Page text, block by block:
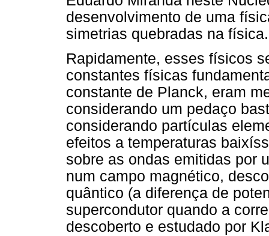
desenvolvimento de uma
simetrias quebradas na física.
Rapidamente, esses físicos
constantes físicas
constante de Planck, eram
considerando um pedaço
considerando partículas
efeitos a temperaturas
sobre as ondas emitidas por
num campo magnético,
quântico (a diferença de
supercondutor quando a
descoberto e estudado por